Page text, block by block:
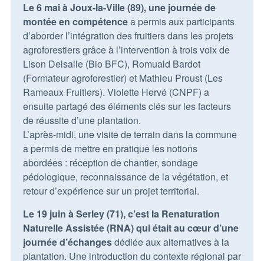
Le 6 mai à Joux-la-Ville (89), une journée de
montée en compétencea permis aux participants
d’aborder l’intégration des fruitiers dans les projets
agroforestiers grâce à l’intervention à trois voix de
Lison Delsalle (Bio BFC), Romuald Bardot
(Formateur agroforestier) et Mathieu Proust (Les
Rameaux Fruitiers). Violette Hervé (CNPF) a
ensuite partagé des éléments clés sur les facteurs
de réussite d’une plantation.
L’après-midi, une visite de terrain dans la commune
a permis de mettre en pratique les notions
abordées : réception de chantier, sondage
pédologique, reconnaissance de la végétation, et
retour d’expérience sur un projet territorial.
Le 19 juin à Serley (71), c’est la Renaturation
Naturelle Assistée (RNA) qui était au cœur d’une
journée d’échangesdédiée aux alternatives à la
plantation. Une introduction du contexte régional par